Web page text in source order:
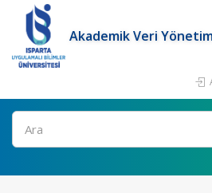
Akademik Veri
Ara